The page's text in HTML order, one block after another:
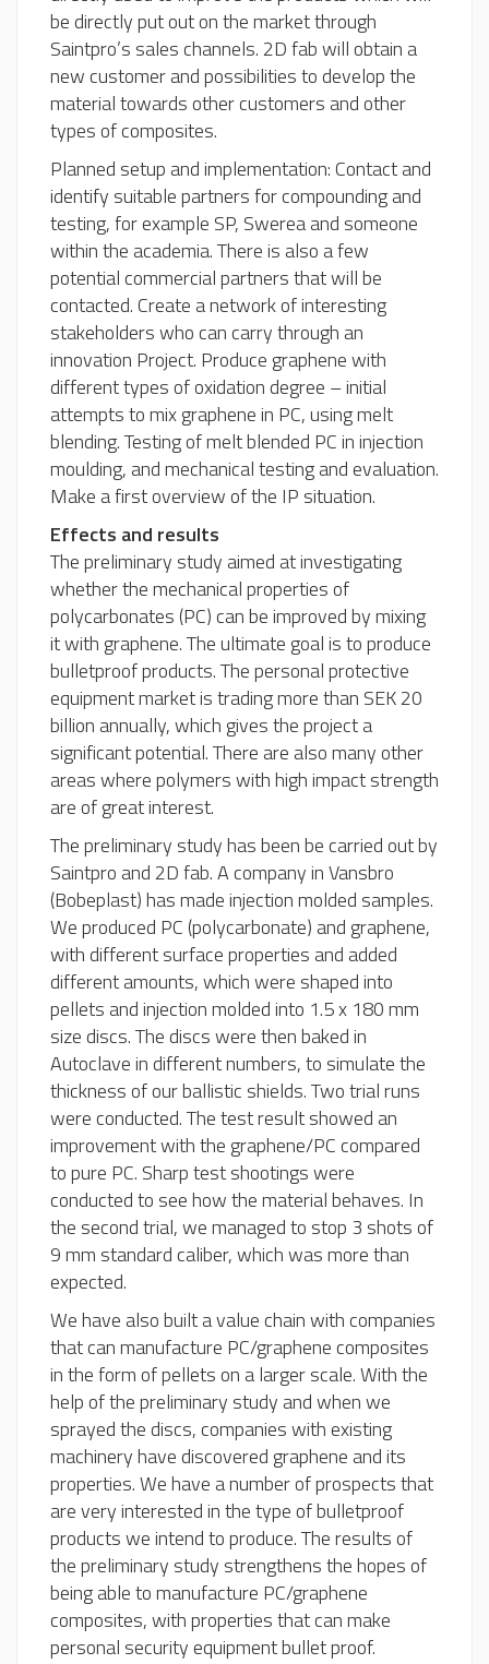
be directly put out on the market through
Saintpro’s sales channels. 2D fab will obtain a
new customer and possibilities to develop the
material towards other customers and other
types of composites.
Planned setup and implementation: Contact and
identify suitable partners for compounding and
testing, for example SP, Swerea and someone
within the academia. There is also a few
potential commercial partners that will be
contacted. Create a network of interesting
stakeholders who can carry through an
innovation Project. Produce graphene with
different types of oxidation degree – initial
attempts to mix graphene in PC, using melt
blending. Testing of melt blended PC in injection
moulding, and mechanical testing and evaluation.
Make a first overview of the IP situation.
Effects and results
The preliminary study aimed at investigating
whether the mechanical properties of
polycarbonates (PC) can be improved by mixing
it with graphene. The ultimate goal is to produce
bulletproof products. The personal protective
equipment market is trading more than SEK 20
billion annually, which gives the project a
significant potential. There are also many other
areas where polymers with high impact strength
are of great interest.
The preliminary study has been be carried out by
Saintpro and 2D fab. A company in Vansbro
(Bobeplast) has made injection molded samples.
We produced PC (polycarbonate) and graphene,
with different surface properties and added
different amounts, which were shaped into
pellets and injection molded into 1.5 x 180 mm
size discs. The discs were then baked in
Autoclave in different numbers, to simulate the
thickness of our ballistic shields. Two trial runs
were conducted. The test result showed an
improvement with the graphene/PC compared
to pure PC. Sharp test shootings were
conducted to see how the material behaves. In
the second trial, we managed to stop 3 shots of
9 mm standard caliber, which was more than
expected.
We have also built a value chain with companies
that can manufacture PC/graphene composites
in the form of pellets on a larger scale. With the
help of the preliminary study and when we
sprayed the discs, companies with existing
machinery have discovered graphene and its
properties. We have a number of prospects that
are very interested in the type of bulletproof
products we intend to produce. The results of
the preliminary study strengthens the hopes of
being able to manufacture PC/graphene
composites, with properties that can make
personal security equipment bullet proof.